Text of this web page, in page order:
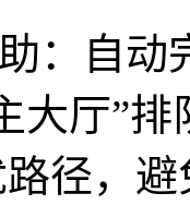
：自
大厅”
径，避